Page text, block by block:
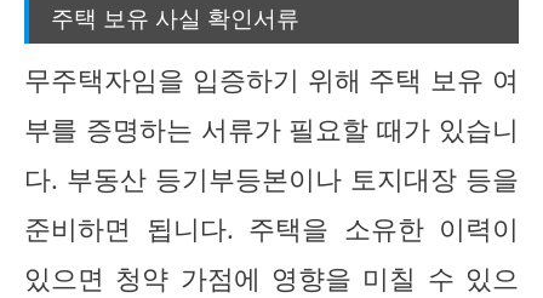
주택 보유 사실 확인서류
무주택자임을 입증하기 위해 주택 보유 여
부를 증명하는 서류가 필요할 때가 있습니
다. 부동산 등기부등본이나 토지대장 등을
준비하면 됩니다. 주택을 소유한 이력이
있으면 청약 가점에 영향을 미칠 수 있으